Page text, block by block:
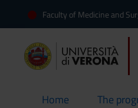
Faculty of Medicine and
Home The